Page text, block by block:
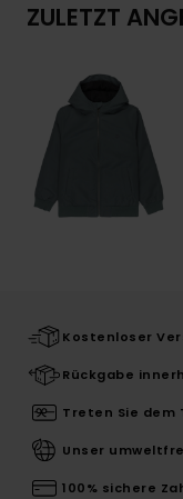
ZULETZT
Kostenloser
Rückgabe
Treten Sie dem
Unser
100% sichere